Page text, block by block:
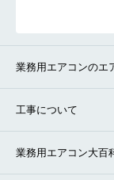
(ご選択くだ
業務用エアコンのエ
工事について
業務用エアコン大百